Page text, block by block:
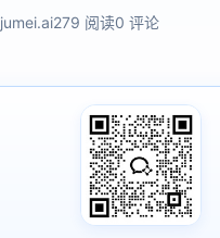
jumei.ai279 阅读0 评论